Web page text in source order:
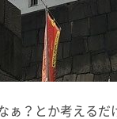
ぁ？とか考えるだ